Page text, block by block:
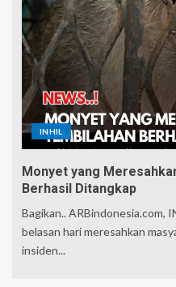
INHIL
Monyet yang
Berhasil Ditangkap
Bagikan.. ARBindonesia.com,
belasan hari meresahkan
insiden...